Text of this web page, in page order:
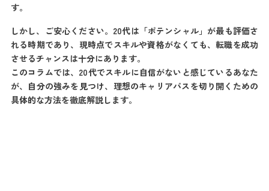
す。
しかし、ご安心ください。20代は「ポテンシャル」が最も評価さ
れる時期であり、現時点でスキルや資格がなくても、転職を成功
させるチャンスは十分にあります。
このコラムでは、20代でスキルに自信がないと感じているあなた
が、自分の強みを見つけ、理想のキャリアパスを切り開くための
具体的な方法を徹底解説します。